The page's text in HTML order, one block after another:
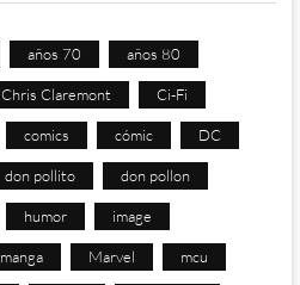
años 70 años 80
Chris Claremont Ci-Fi
comics cómic DC
don pollito don pollon
humor image
manga Marvel mcu